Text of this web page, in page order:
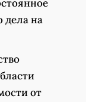
дела на
от